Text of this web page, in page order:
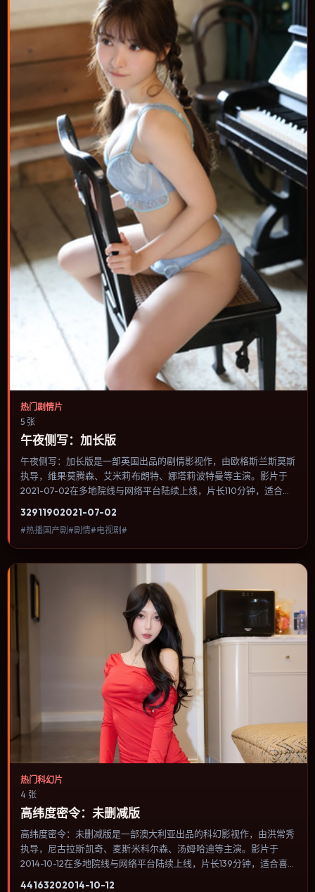
热门剧情片
5 张
午夜侧写：加长版
午夜侧写：加长版是一部英国出品的剧情影视作，由欧格斯·兰斯莫斯
执导，维果·莫腾森、艾米莉·布朗特、娜塔莉·波特曼等主演。影片于
2021-07-02在多地院线与网络平台陆续上线，片长110分钟，适合喜
选择与情节推进，节奏与视听语言统一，可作为休闲观影或类型片补
片的选择。
32911902021-07-02
#热播国产剧#剧情#电视剧#
热门科幻片
4 张
高纬度密令：未删减版
高纬度密令：未删减版是一部澳大利亚出品的科幻影视作，由洪常秀
执导，尼古拉斯·凯奇、麦斯·米科尔森、汤姆·哈迪等主演。影片于
2014-10-12在多地院线与网络平台陆续上线，片长139分钟，适合喜
44163202014-10-12